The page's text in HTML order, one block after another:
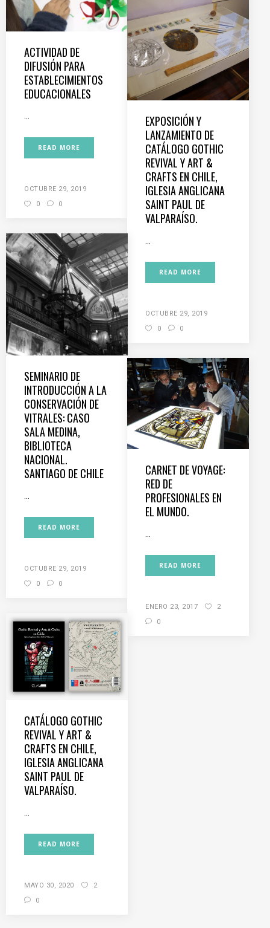
ACTIVIDAD DE
DIFUSIÓN PARA
ESTABLECIMIENTOS
EDUCACIONALES
READ MORE
OCTUBRE 29, 2019
0
0
EXPOSICIÓN Y
LANZAMIENTO DE
CATÁLOGO GOTHIC
REVIVAL Y ART &
CRAFTS EN CHILE,
IGLESIA ANGLICANA
SAINT PAUL DE
VALPARAÍSO.
READ MORE
OCTUBRE 29, 2019
0
0
SEMINARIO DE
INTRODUCCIÓN A LA
CONSERVACIÓN DE
VITRALES: CASO
SALA MEDINA,
BIBLIOTECA
NACIONAL.
SANTIAGO DE CHILE
READ MORE
OCTUBRE 29, 2019
0
0
CARNET DE VOYAGE:
RED DE
PROFESIONALES EN
EL MUNDO.
READ MORE
ENERO 23, 2017
2
0
CATÁLOGO GOTHIC
REVIVAL Y ART &
CRAFTS EN CHILE,
IGLESIA ANGLICANA
SAINT PAUL DE
VALPARAÍSO.
READ MORE
MAYO 30, 2020
2
0